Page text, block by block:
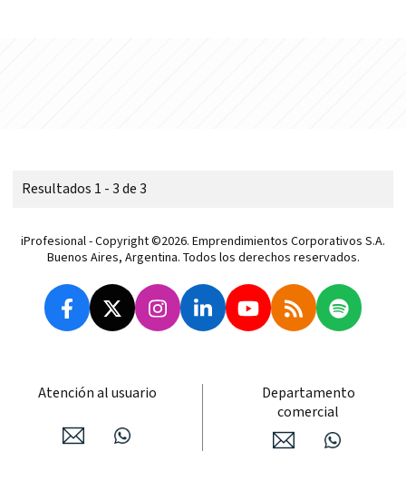
Resultados 1 - 3 de 3
iProfesional - Copyright ©2026. Emprendimientos Corporativos S.A.
Buenos Aires, Argentina. Todos los derechos reservados.
Atención al usuario
Departamento
comercial